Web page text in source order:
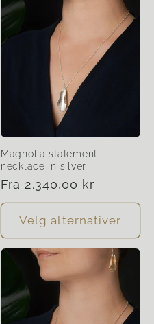
Magnolia statement
necklace in silver
Vanlig
pris
Fra 2.340,00 kr
Velg alternativer